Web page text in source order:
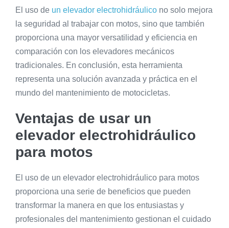
El uso de un elevador electrohidráulico no solo mejora
la seguridad al trabajar con motos, sino que también
proporciona una mayor versatilidad y eficiencia en
comparación con los elevadores mecánicos
tradicionales. En conclusión, esta herramienta
representa una solución avanzada y práctica en el
mundo del mantenimiento de motocicletas.
Ventajas de usar un
elevador electrohidráulico
para motos
El uso de un elevador electrohidráulico para motos
proporciona una serie de beneficios que pueden
transformar la manera en que los entusiastas y
profesionales del mantenimiento gestionan el cuidado